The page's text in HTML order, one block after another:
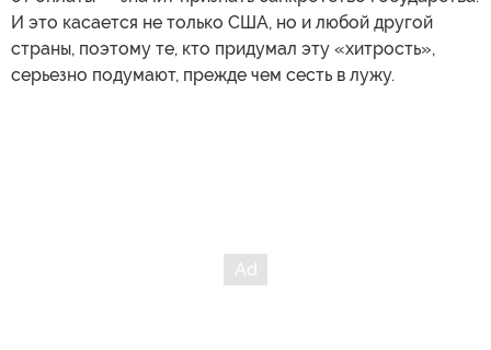
И это касается не только США, но и любой другой
страны, поэтому те, кто придумал эту «хитрость»,
серьезно подумают, прежде чем сесть в лужу.